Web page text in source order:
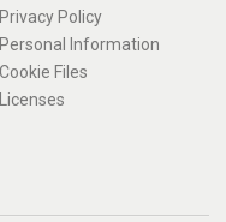
Privacy Policy
Personal Information
Cookie Files
Licenses